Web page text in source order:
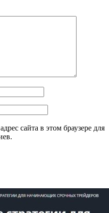
сайта в этом браузере для